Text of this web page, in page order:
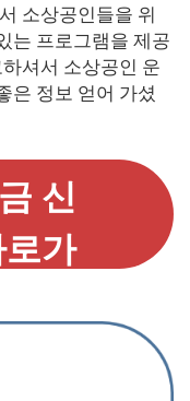
소상공인들을 위
는 프로그램을 제공
셔서 소상공인 운
은 정보 얻어 가셨
신
가